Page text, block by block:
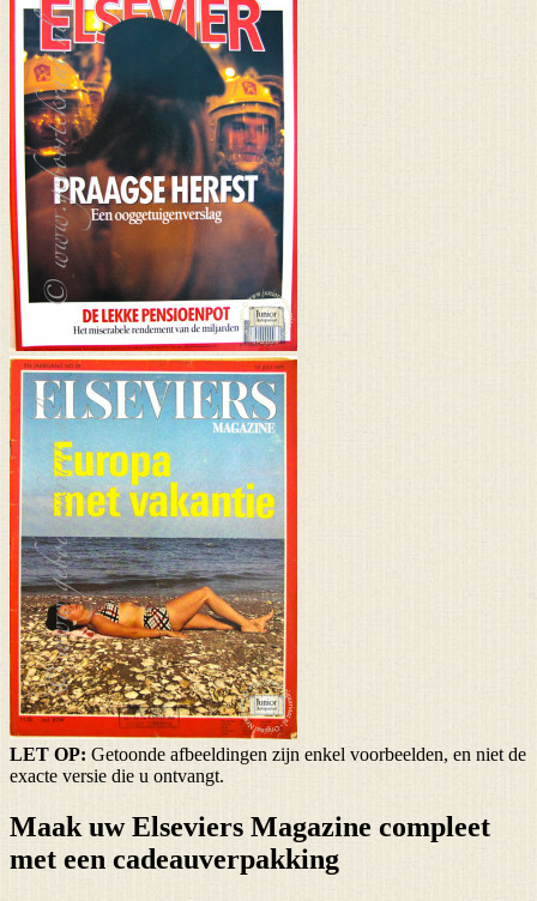
LET OP: Getoonde afbeeldingen zijn enkel voorbeelden, en niet de
exacte versie die u ontvangt.
Maak uw Elseviers Magazine compleet
met een cadeauverpakking